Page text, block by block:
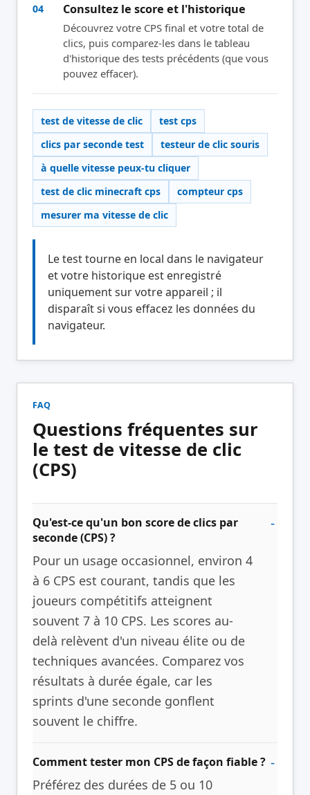
04 Consultez le score et l'historique
Découvrez votre CPS final et votre total de
clics, puis comparez-les dans le tableau
d'historique des tests précédents (que vous
pouvez effacer).
test de vitesse de clic
test cps
clics par seconde test
testeur de clic souris
à quelle vitesse peux-tu cliquer
test de clic minecraft cps
compteur cps
mesurer ma vitesse de clic
Le test tourne en local dans le navigateur
et votre historique est enregistré
uniquement sur votre appareil ; il
disparaît si vous effacez les données du
navigateur.
FAQ
Questions fréquentes sur
le test de vitesse de clic
(CPS)
Qu'est-ce qu'un bon score de clics par
seconde (CPS) ?
Pour un usage occasionnel, environ 4
à 6 CPS est courant, tandis que les
joueurs compétitifs atteignent
souvent 7 à 10 CPS. Les scores au-
delà relèvent d'un niveau élite ou de
techniques avancées. Comparez vos
résultats à durée égale, car les
sprints d'une seconde gonflent
souvent le chiffre.
Comment tester mon CPS de façon fiable ?
Préférez des durées de 5 ou 10